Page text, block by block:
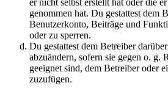
genommen hat. Du gestattest dem
Benutzerkonto, Beiträge und
oder zu sperren.
Du gestattest dem Betreiber
abzuändern, sofern sie gegen o. g.
geeignet sind, dem Betreiber oder
zuzufügen.